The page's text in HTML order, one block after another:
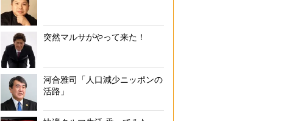
突然マルサがやって来た！
河合雅司「人口減少ニッポンの
活路」